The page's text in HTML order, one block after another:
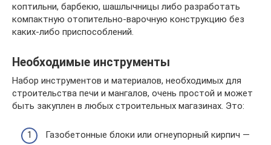
коптильни, барбекю, шашлычницы либо разработать
компактную отопительно-варочную конструкцию без
каких-либо приспособлений.
Необходимые инструменты
Набор инструментов и материалов, необходимых для
строительства печи и мангалов, очень простой и может
быть закуплен в любых строительных магазинах. Это:
Газобетонные блоки или огнеупорный кирпич —